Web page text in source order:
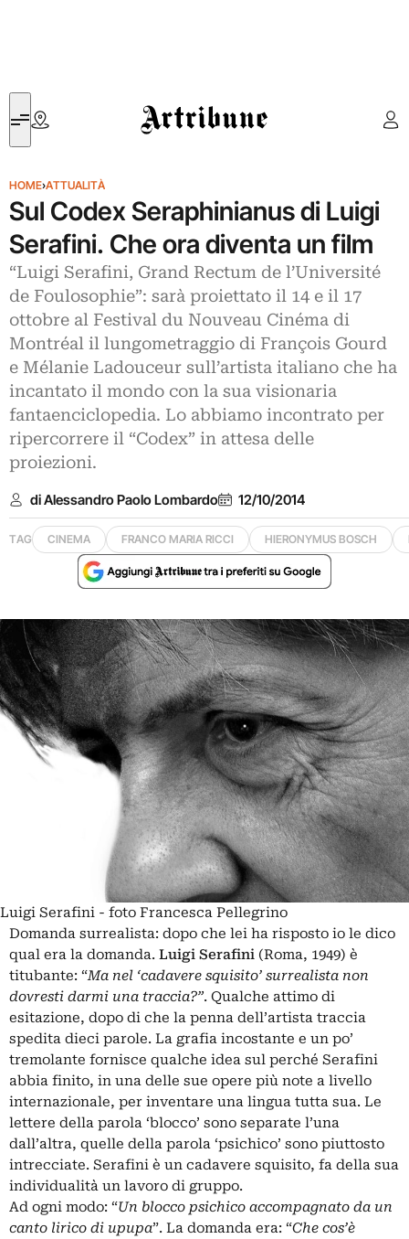
Artribune
HOME›ATTUALITÀ
Sul Codex Seraphinianus di Luigi
Serafini. Che ora diventa un film
“Luigi Serafini, Grand Rectum de l’Université
de Foulosophie”: sarà proiettato il 14 e il 17
ottobre al Festival du Nouveau Cinéma di
Montréal il lungometraggio di François Gourd
e Mélanie Ladouceur sull’artista italiano che ha
incantato il mondo con la sua visionaria
fantaenciclopedia. Lo abbiamo incontrato per
ripercorrere il “Codex” in attesa delle
proiezioni.
di Alessandro Paolo Lombardo 12/10/2014
TAG CINEMA FRANCO MARIA RICCI HIERONYMUS BOSCH
Luigi Serafini - foto Francesca Pellegrino
Domanda surrealista: dopo che lei ha risposto io le dico
qual era la domanda. Luigi Serafini (Roma, 1949) è
titubante: “Ma nel ‘cadavere squisito’ surrealista non
dovresti darmi una traccia?”. Qualche attimo di
esitazione, dopo di che la penna dell’artista traccia
spedita dieci parole. La grafia incostante e un po’
tremolante fornisce qualche idea sul perché Serafini
abbia finito, in una delle sue opere più note a livello
internazionale, per inventare una lingua tutta sua. Le
lettere della parola ‘blocco’ sono separate l’una
dall’altra, quelle della parola ‘psichico’ sono piuttosto
intrecciate. Serafini è un cadavere squisito, fa della sua
individualità un lavoro di gruppo.
Ad ogni modo: “Un blocco psichico accompagnato da un
canto lirico di upupa”. La domanda era: “Che cos’è